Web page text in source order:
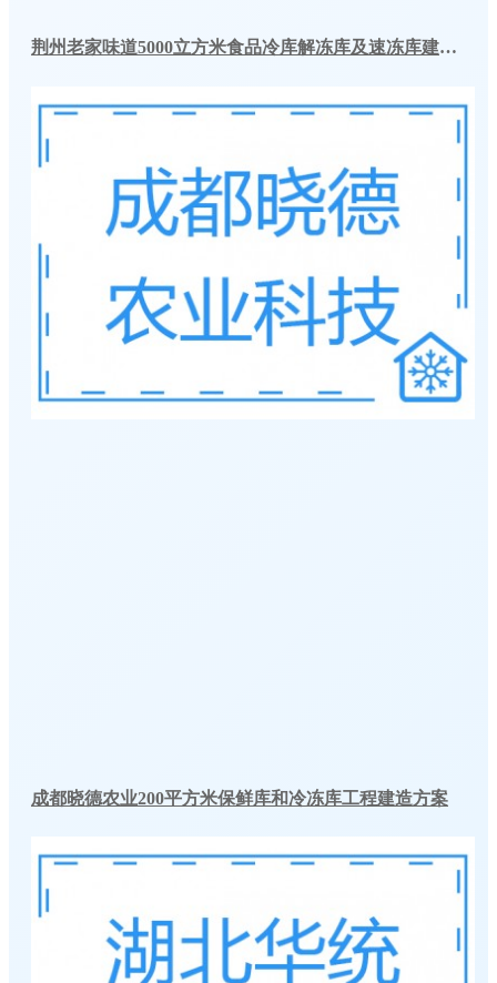
荆州老家味道5000立方米食品冷库解冻库及速冻库建造一体化案例
成都晓德农业200平方米保鲜库和冷冻库工程建造方案